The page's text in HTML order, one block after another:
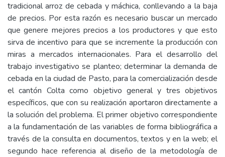
tradicional arroz de cebada y máchica, conllevando a la baja
de precios. Por esta razón es necesario buscar un mercado
que genere mejores precios a los productores y que esto
sirva de incentivo para que se incremente la producción con
miras a mercados internacionales. Para el desarrollo del
trabajo investigativo se planteo; determinar la demanda de
cebada en la ciudad de Pasto, para la comercialización desde
el cantón Colta como objetivo general y tres objetivos
específicos, que con su realización aportaron directamente a
la solución del problema. El primer objetivo correspondiente
a la fundamentación de las variables de forma bibliográfica a
través de la consulta en documentos, textos y en la web; el
segundo hace referencia al diseño de la metodología de